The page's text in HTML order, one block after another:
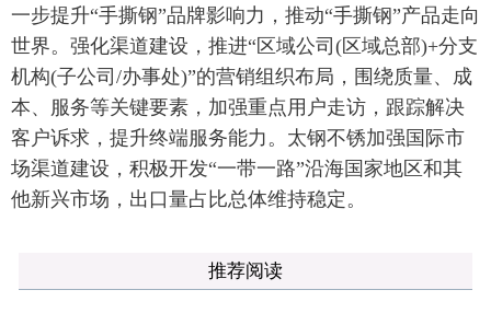
一步提升“手撕钢”品牌影响力，推动“手撕钢”产品走向
世界。强化渠道建设，推进“区域公司(区域总部)+分支
机构(子公司/办事处)”的营销组织布局，围绕质量、成
本、服务等关键要素，加强重点用户走访，跟踪解决
客户诉求，提升终端服务能力。太钢不锈加强国际市
场渠道建设，积极开发“一带一路”沿海国家地区和其
他新兴市场，出口量占比总体维持稳定。
推荐阅读